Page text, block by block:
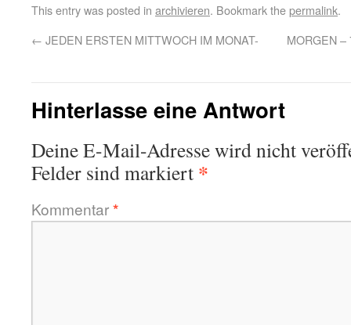
This entry was posted in archivieren. Bookmark thepermalink.
← JEDEN ERSTEN MITTWOCH IM MONAT- MORGEN
Hinterlasse eine Antwort
Deine E-Mail-Adresse wird nicht
Felder sind markiert *
Kommentar*